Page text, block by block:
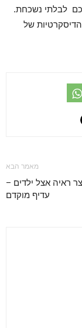
לבלתי נשכחת.
של
מאמר הבא
ראיה אצל ילדים –
עדיף מוקדם